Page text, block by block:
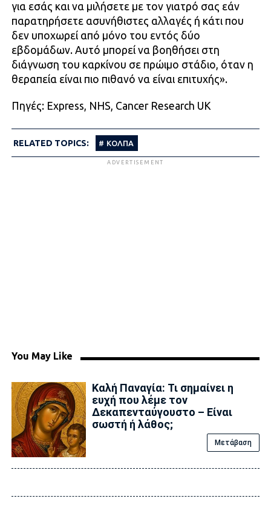
για εσάς και να μιλήσετε με τον γιατρό σας εάν
παρατηρήσετε ασυνήθιστες αλλαγές ή κάτι που
δεν υποχωρεί από μόνο του εντός δύο
εβδομάδων. Αυτό μπορεί να βοηθήσει στη
διάγνωση του καρκίνου σε πρώιμο στάδιο, όταν η
θεραπεία είναι πιο πιθανό να είναι επιτυχής».
Πηγές: Express, NHS, Cancer Research UK
RELATED TOPICS: ΚΟΛΠΑ
ADVERTISEMENT
You May Like
Καλή Παναγία: Τι σημαίνει η
ευχή που λέμε τον
Δεκαπενταύγουστο – Είναι
σωστή ή λάθος;
Μετάβαση